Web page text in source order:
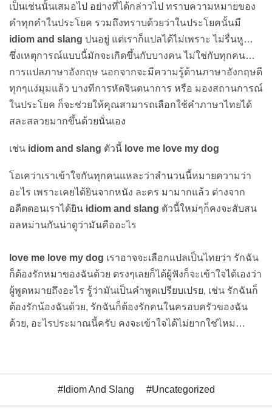
เป็นเช่นนั้นเสมอไป อย่างที่ได้กล่าวไป ทราบความหมายของ
คำทุกคำในประโยค รวมถึงทราบด้วยว่าในประโยคนั้นมี
idiom and slang ปนอยู่ แต่เราก็แปลได้ไม่เพราะ ไม่รื่นหู…
ซึ่งเหตุการณ์แบบนี้มักจะเกิดขึ้นกับบางคน ไม่ใช่กับทุกคน…
การแปลภาษาอังกฤษ นอกจากจะมีความรู้ด้านภาษาอังกฤษดี
ทุกๆแง่มุมแล้ว บางทีการหัดจินตนาการ หรือ มองสถานการณ์
ในประโยค ก็จะช่วยให้คุณสามารถเลือกใช้คำภาษาไทยได้
สละสลวยมากขึ้นด้วยนั่นเอง
เช่น idiom and slang ตัวนี้ love me love my dog
โอเคว่าเราเข้าใจกันทุกคนแหละว่าสำนวนนี้หมายความว่า
อะไร เพราะเคยได้ยินจากหนัง ละคร มามากแล้ว ต่างจาก
อดีตตอนเราได้ยิน idiom and slang ตัวนี้ใหม่ๆก็คงจะสับสน
อลหม่านกันน่าดูว่ามันคืออะไร
love me love my dog เราอาจจะเลือกแปลเป็นไทยว่า รักฉัน
ก็ต้องรักหมาของฉันด้วย ตรงๆเลยก็ได้ผู้ฟังก็จะเข้าใจได้เองว่า
ผู้พูดหมายถึงอะไร รู้ว่ามันเป็นคำพูดเปรียบเปรย, เช่น รักฉันก็
ต้องรักน้องฉันด้วย, รักฉันก็ต้องรักคนในครอบครัวของฉัน
ด้วย, อะไรประมาณนี้ครับ คงจะเข้าใจได้ไม่ยากใช่ไหม…
Idiom And Slang Uncategorized